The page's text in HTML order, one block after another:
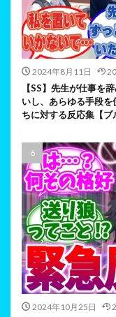
2024年8月11日
【SS】先生が仕事を
いし、あらゆる手段
ちに対する反応集【ブ
2024年10月25日